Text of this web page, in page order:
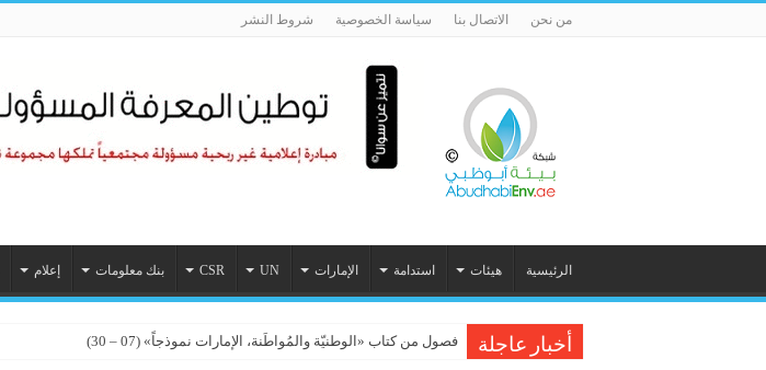
من نحن الاتصال بنا سياسة الخصوصية شروط النشر
الرئيسية هيئات استدامة الإمارات UN
CSR بنك معلومات إعلام
أخبار عاجلة فصول من كتاب «الوطنيّة والمُواطَنة، الإمارات نموذجاً» (07 – 30)
لماذا أصبح المهندس قائداً للتنمية المستدامة؟ (01 – 07)